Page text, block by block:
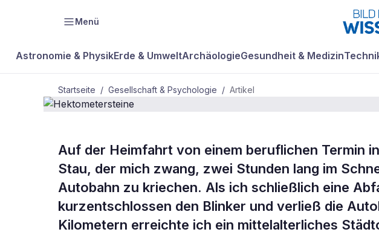
Menü
Astronomie & PhysikErde & UmweltArchäologieGesundheit & Medizin
Startseite / Gesellschaft & Psychologie / Artikel
GESELLSCHAFT & PSYCHOLOGIE
Hektometersteine
Auf der Heimfahrt von einem beruflichen Termin
Stau, der mich zwang, zwei Stunden lang im
Autobahn zu kriechen. Als ich schließlich eine
kurzentschlossen den Blinker und verließ die
Kilometern erreichte ich ein mittelalterliches